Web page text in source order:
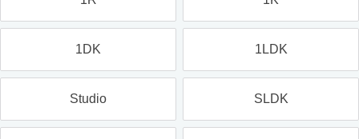
1DK 1LDK
Studio SLDK